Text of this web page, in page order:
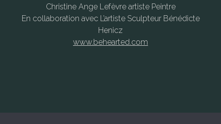
Christine Ange Lefèvre artiste Peintre
En collaboration avec L’artiste Sculpteur Bénédicte
Henicz
www.behearted.com